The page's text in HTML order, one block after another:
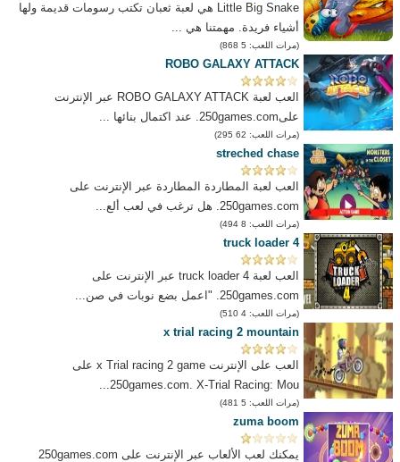
Little Big Snake هي لعبة ثعبان تكتب رسومات قديمة ولها
أشياء فريدة. مهمتنا هي ...
(مرات اللعب: 5 868)
ROBO GALAXY ATTACK
العب لعبة ROBO GALAXY ATTACK عبر الإنترنت
على250games.com. عند اكتمال بنائها ...
(مرات اللعب: 62 295)
streched chase
العب لعبة المطاردة المطاردة عبر الإنترنت على
250games.com. هل ترغب في لعب ألع...
(مرات اللعب: 8 494)
truck loader 4
العب لعبة truck loader 4 عبر الإنترنت على
250games.com. "اعمل بضع نوبات في صن...
(مرات اللعب: 4 510)
x trial racing 2 mountain
العب على الإنترنت x Trial racing 2 game على
250games.com. X-Trial Racing: Mou...
(مرات اللعب: 5 481)
zuma boom
يمكنك لعب الألعاب عبر الإنترنت على 250games.com